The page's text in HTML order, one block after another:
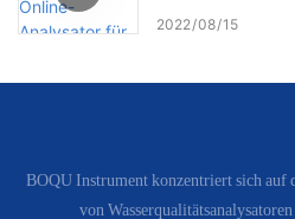
2022 08 15
BOQU Instrument konzentriert sich
von